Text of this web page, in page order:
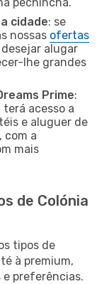
cidade: se
nossas ofertas
desejar alugar
lhe grandes
Prime:
terá acesso a
e aluguer de
com a
mais
de Colónia
tipos de
à premium,
preferências.